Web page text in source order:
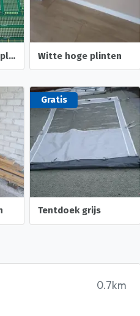
Assortiment printplaatjes Witte hoge plinten
Gratis
Tentdoek grijs
0.7km